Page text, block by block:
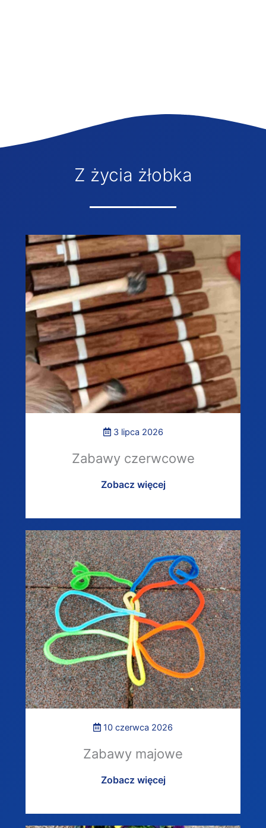
Z życia żłobka
3 lipca 2026
Zabawy czerwcowe
Zobacz więcej
10 czerwca 2026
Zabawy majowe
Zobacz więcej